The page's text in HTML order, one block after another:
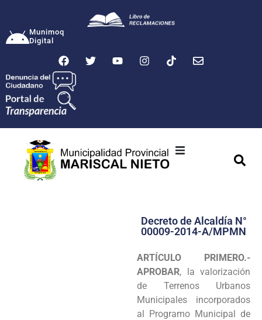
Munimoq
Digital
Transparencia
Programas
Intranet
Decreto de Alcaldía N°
00009-2014-A/MPMN
ARTÍCULO PRIMERO.-
APROBAR, la valorización
de Terrenos Urbanos
Municipales incorporados
al Programo Municipal de